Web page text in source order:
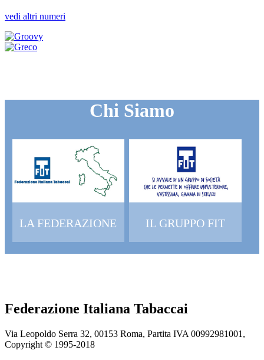
vedi altri numeri
Chi Siamo
LA FEDERAZIONE IL GRUPPO FIT
Federazione Italiana Tabaccai
Via Leopoldo Serra 32, 00153 Roma, Partita IVA 00992981001,
Copyright © 1995-2018